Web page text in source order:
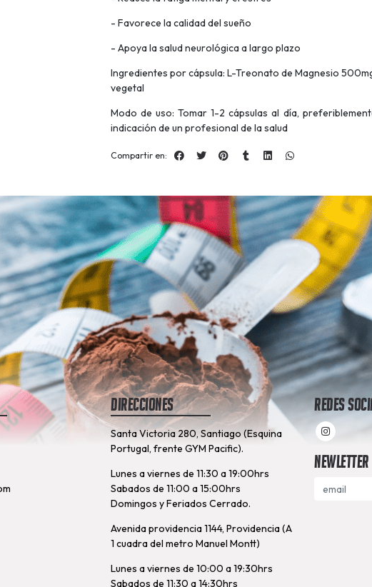
- Favorece la calidad del sueño
- Apoya la salud neurológica a largo plazo
Ingredientes por cápsula: L-Treonato de Magnesio
vegetal
Modo de uso: Tomar 1-2 cápsulas al día,
indicación de un profesional de la salud
Compartir en:
Direcciones
Santa Victoria 280, Santiago (Esquina
Portugal, frente GYM Pacific).
Lunes a viernes de 11:30 a 19:00hrs
Sabados de 11:00 a 15:00hrs
Domingos y Feriados Cerrado.
Avenida providencia 1144, Providencia (A
1 cuadra del metro Manuel Montt)
Lunes a viernes de 10:00 a 19:30hrs
Sabados de 11:30 a 14:30hrs
Redes
Newletter